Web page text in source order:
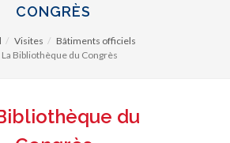
CONGRÈS
Visites
Bâtiments officiels
La Bibliothèque du Congrès
du